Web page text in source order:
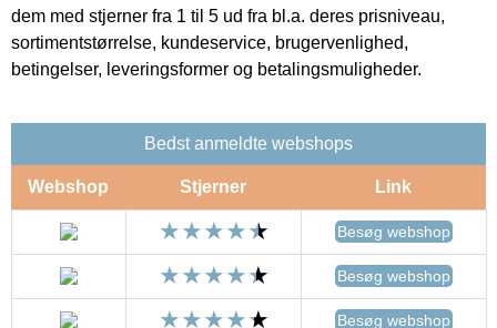
dem med stjerner fra 1 til 5 ud fra bl.a. deres prisniveau,
sortimentstørrelse, kundeservice, brugervenlighed,
betingelser, leveringsformer og betalingsmuligheder.
Bedst anmeldte webshops
Webshop Stjerner Link
Besøg webshop
Besøg webshop
Besøg webshop